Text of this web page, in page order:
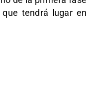
tendrá lugar en